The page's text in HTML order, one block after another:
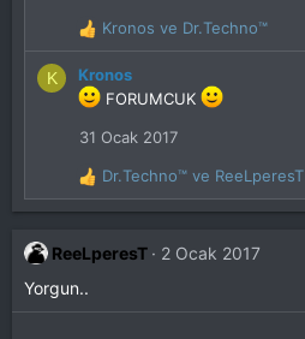
T
p
k
r
:
Kronos ve Dr.Techno™
K
Kronos
FORUMCUK
31 Ocak 2017
T
e
k
l
e
Dr.Techno™ ve ReeLperesT
ReeLperesT
2 Ocak 2017
Yorgun..